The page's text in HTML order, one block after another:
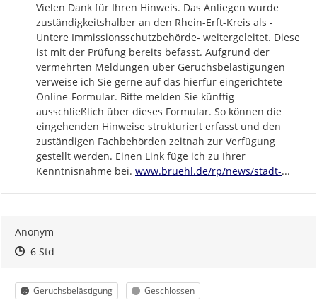
Vielen Dank für Ihren Hinweis. Das Anliegen wurde
zuständigkeitshalber an den Rhein-Erft-Kreis als -
Untere Immissionsschutzbehörde- weitergeleitet. Diese
ist mit der Prüfung bereits befasst. Aufgrund der
vermehrten Meldungen über Geruchsbelästigungen
verweise ich Sie gerne auf das hierfür eingerichtete
Online-Formular. Bitte melden Sie künftig
ausschließlich über dieses Formular. So können die
eingehenden Hinweise strukturiert erfasst und den
zuständigen Fachbehörden zeitnah zur Verfügung
gestellt werden. Einen Link füge ich zu Ihrer
Kenntnisnahme bei. https://
www.bruehl.de/rp/news/stadt-...
Anonym
Zeitpunkt des Erstellens
Zeitpunkt des Erstellens
6 StdZur Äußerung
Kategorie
Geruchsbelästigung Status
Geschlossen